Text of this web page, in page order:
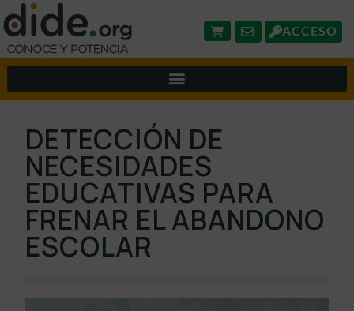
ACCESO
DETECCIÓN DE
NECESIDADES
EDUCATIVAS PARA
FRENAR EL ABANDONO
ESCOLAR